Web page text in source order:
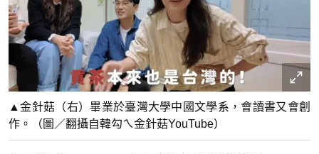
▲金針菇（右）畢業於臺灣大學中國文學系，會讀書又會創
作。（圖／翻攝自韓勾ㄟ金針菇YouTube）